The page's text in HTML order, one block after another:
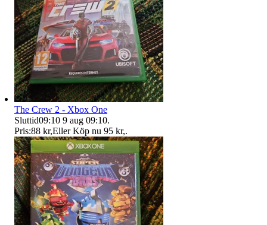
The Crew 2 - Xbox One
Sluttid09:10 9 aug 09:10.
Pris:88 kr,Eller Köp nu 95 kr,.